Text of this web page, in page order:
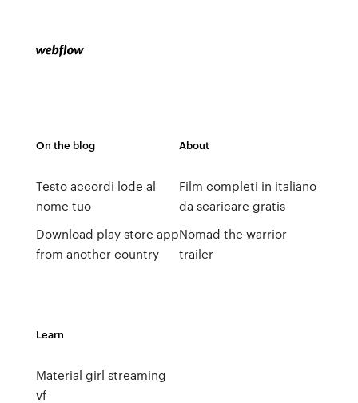
On the blog
Testo accordi lode al
nome tuo
Download play store app
from another country
About
Film completi in italiano
da scaricare gratis
Nomad the warrior
trailer
Learn
Material girl streaming
vf